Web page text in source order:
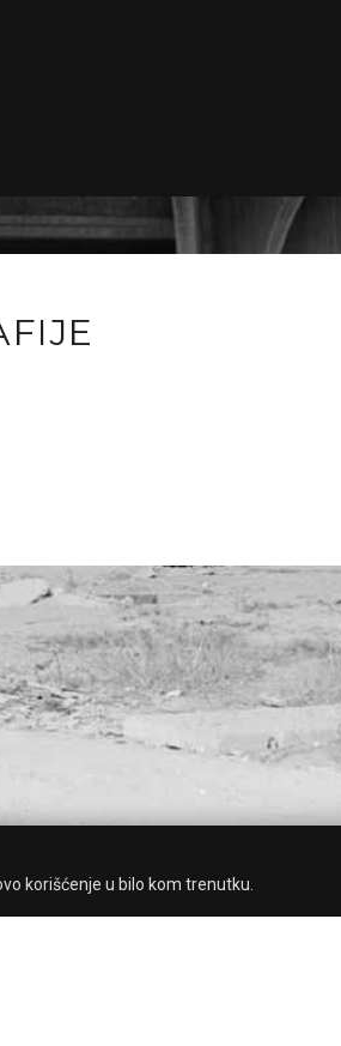
korišćenje u bilo kom trenutku.